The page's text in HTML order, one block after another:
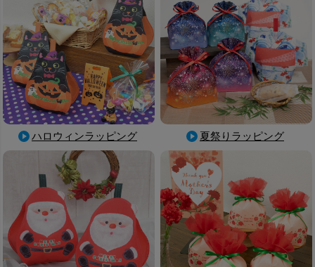
ラッピング袋です。
ハロウィンラッピング 夏祭りラッピング